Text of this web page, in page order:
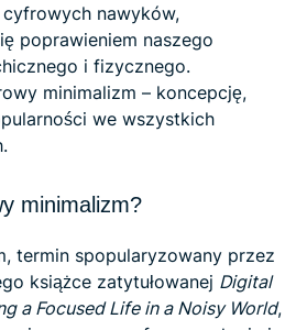
nawyków,
poprawieniem naszego
i fizycznego.
minimalizm – koncepcję,
we wszystkich
minimalizm?
termin spopularyzowany przez
książce zatytułowanej Digital
a Focused Life in a Noisy World,